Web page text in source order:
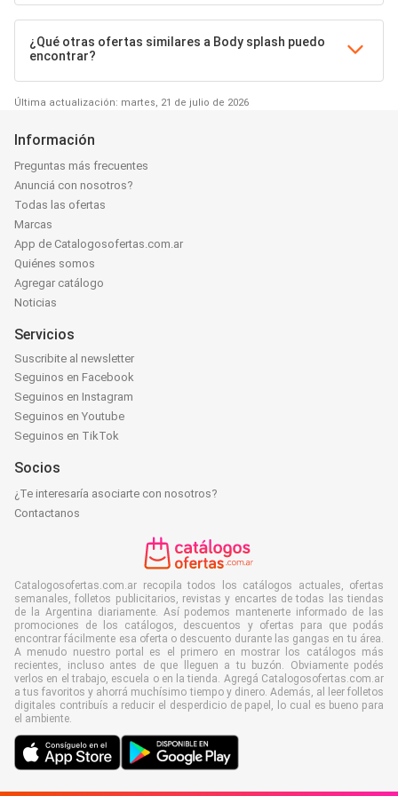
¿Qué otras ofertas similares a Body splash puedo
encontrar?
Última actualización: martes, 21 de julio de 2026
Información
Preguntas más frecuentes
Anunciá con nosotros?
Todas las ofertas
Marcas
App de Catalogosofertas.com.ar
Quiénes somos
Agregar catálogo
Noticias
Servicios
Suscribite al newsletter
Seguinos en Facebook
Seguinos en Instagram
Seguinos en Youtube
Seguinos en TikTok
Socios
¿Te interesaría asociarte con nosotros?
Contactanos
Catalogosofertas.com.ar recopila todos los catálogos actuales, ofertas
semanales, folletos publicitarios, revistas y encartes de todas las tiendas
de la Argentina diariamente. Así podemos mantenerte informado de las
promociones de los catálogos, descuentos y ofertas para que podás
encontrar fácilmente esa oferta o descuento durante las gangas en tu área.
A menudo nuestro portal es el primero en mostrar los catálogos más
recientes, incluso antes de que lleguen a tu buzón. Obviamente podés
verlos en el trabajo, escuela o en la tienda. Agregá Catalogosofertas.com.ar
a tus favoritos y ahorrá muchísimo tiempo y dinero. Además, al leer folletos
digitales contribuís a reducir el desperdicio de papel, lo cual es bueno para
el ambiente.